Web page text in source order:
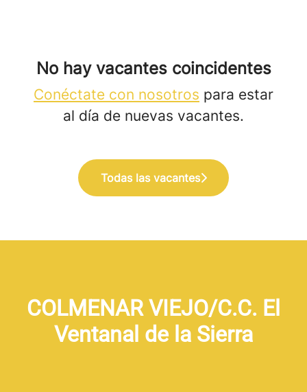
No hay vacantes coincidentes
Conéctate con nosotros para estar
al día de nuevas vacantes.
Todas las vacantes
COLMENAR VIEJO/C.C. El
Ventanal de la Sierra